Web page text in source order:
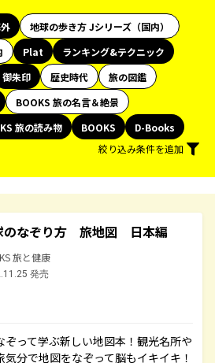
地球の歩き方 Jシリーズ（国内）
Plat
ランキング&テクニック
御朱印 歴史時代
旅の図鑑
BOOKS 旅の名言＆絶景
旅の読み物 BOOKS
D-Books
絞り込み条件を追加
のなぞり方 旅地図 日本編
旅と健康
発売
ぞって学ぶ新しい地図本！観光名所や
分で地図をなぞって脳もイキイキ！